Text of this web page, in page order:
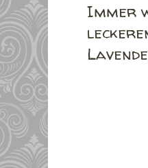
Immer